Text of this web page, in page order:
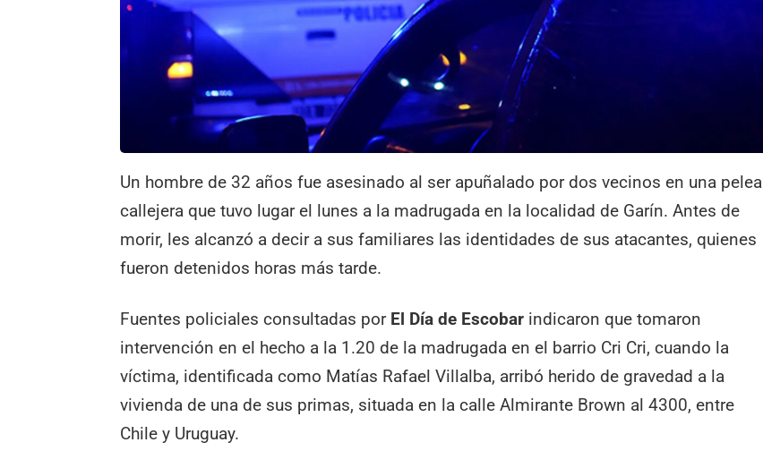
Un hombre de 32 años fue asesinado al ser apuñalado por dos vecinos en una pelea
callejera que tuvo lugar el lunes a la madrugada en la localidad de Garín. Antes de
morir, les alcanzó a decir a sus familiares las identidades de sus atacantes, quienes
fueron detenidos horas más tarde.
Fuentes policiales consultadas porEl Día de Escobar indicaron que tomaron
intervención en el hecho a la 1.20 de la madrugada en el barrio Cri Cri, cuando la
víctima, identificada como Matías Rafael Villalba, arribó herido de gravedad a la
vivienda de una de sus primas, situada en la calle Almirante Brown al 4300, entre
Chile y Uruguay.